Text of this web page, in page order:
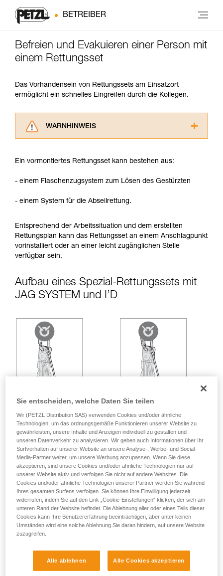
BETREIBER
Befreien und Evakuieren einer Person mit
einem Rettungsset
Das Vorhandensein von Rettungssets am Einsatzort
ermöglicht ein schnelles Eingreifen durch die Kollegen.
WARNHINWEIS
aufmerksam durch, bevor Sie diesen zu Rate
verstehen zu können, müssen Sie zuerst die in
Informationen richtig verstanden haben.
entsprechende Ausbildung und ein spezielles
Training voraus. Prüfen Sie zusammen mit
einem Profi, ob Sie in der Lage sind, den
Vorgang alleine sicher zu wiederholen, bevor
verbundenen Techniken. Möglicherweise gibt es
noch andere Techniken, die hier nicht
Ein vormontiertes Rettungsset kann bestehen aus:
- einem Flaschenzugsystem zum Lösen des Gestürzten
- einem System für die Abseilrettung.
Entsprechend der Arbeitssituation und dem erstellten
Rettungsplan kann das Rettungsset an einem Anschlagpunkt
vorinstalliert oder an einer leicht zugänglichen Stelle
verfügbar sein.
Aufbau eines Spezial-Rettungssets mit
JAG SYSTEM und I’D
Das JAG SYSTEM ist ein kompaktes Flaschenzugsystem mit
Sie entscheiden, welche Daten Sie teilen
Wir (PETZL Distribution SAS) verwenden Cookies und/oder ähnliche
Technologien, um das ordnungsgemäße Funktionieren unserer Website zu
gewährleisten, unsere Inhalte und Anzeigen individuell zu gestalten und
unseren Datenverkehr zu analysieren. Wir geben auch Informationen über Ihr
Surfverhalten auf unserer Website an unsere Analyse-, Werbe- und Social-
Media-Partner weiter, um unsere Werbung anzupassen. Wenn Sie diese
akzeptieren, sind unsere Cookies und/oder ähnliche Technologien nur auf
unserer Website aktiv und verfolgen Sie nicht auf andere Websites. Die
Cookies und/oder ähnliche Technologien unserer Partner werden Sie während
Ihres gesamten Surfens verfolgen. Sie können Ihre Einwilligung jederzeit
widerrufen, indem Sie auf den Link „Cookie-Einstellungen“ klicken, der sich am
unteren Rand der Website befindet. Die Ablehnung aller oder eines Teils dieser
Cookies kann Ihre Benutzererfahrung beeinträchtigen, aber unter keinen
Umständen wird eine solche Ablehnung Sie daran hindern, auf unsere Website
zuzugreifen.
Alle ablehnen Alle Cookies akzeptieren